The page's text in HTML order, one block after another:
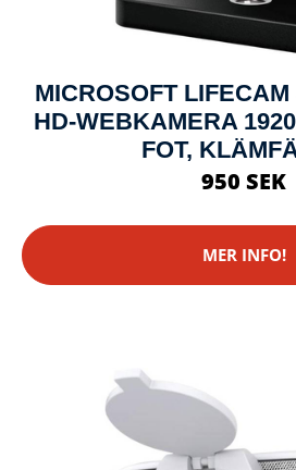
MICROSOFT
HD-WEBKAMERA
FOT,
950 SEK
MER INFO!